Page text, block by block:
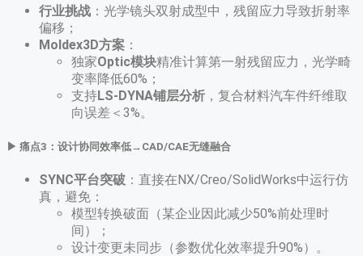
行业挑战 ​：光学镜头双射成型中，残留应力导致折射率
偏移；
Moldex3D方案 ​：
独家Optic模块精准计算第一射残留应力，光学畸
变率降低60%；
支持LS-DYNA铺层分析 ，复合材料汽车件纤维取
向误差＜3%。
▶ ​ 痛点3：设计协同效率低→CAD/CAE无缝融合
SYNC平台突破 ​：直接在NX/Creo/SolidWorks中运行仿
真，避免：
模型转换破面（某企业因此减少50%前处理时
间）；
设计变更未同步（参数优化效率提升90%）。